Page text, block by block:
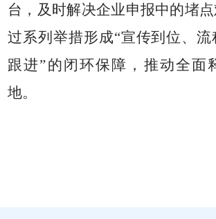
台，及时解决企业申报中的堵
过系列举措形成“宣传到位、
跟进”的闭环保障，推动全面
地。